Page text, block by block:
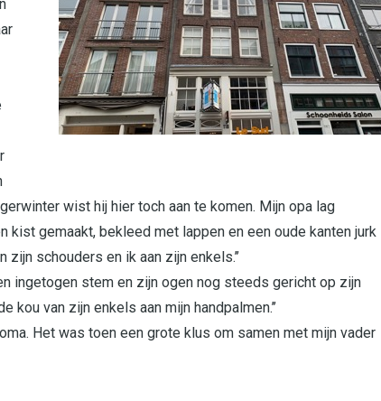
wist hij hier toch aan te komen. Mijn opa lag
kist gemaakt, bekleed met lappen en een oude kanten jurk
schouders en ik aan zijn enkels.’’
ingetogen stem en zijn ogen nog steeds gericht op zijn
kou van zijn enkels aan mijn handpalmen.’’
Het was toen een grote klus om samen met mijn vader